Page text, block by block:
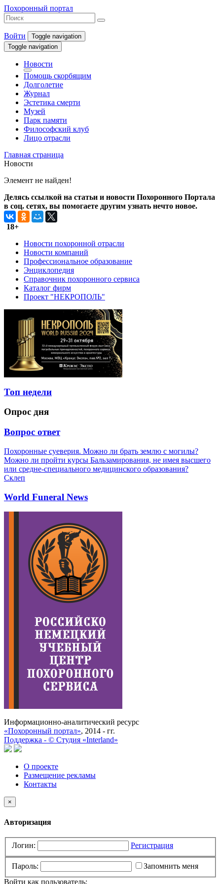
Похоронный портал
Войти
Toggle navigation
Toggle navigation
Новости
Помощь скорбящим
Долголетие
Журнал
Эстетика смерти
Музей
Парк памяти
Философский клуб
Лицо отрасли
Главная страница
Новости
Элемент не найден!
Делясь ссылкой на статьи и новости Похоронного Портала
в соц. сетях, вы помогаете другим узнать нечто новое.
18+
Новости похоронной отрасли
Новости компаний
Профессиональное образование
Энциклопедия
Справочник похоронного сервиса
Каталог фирм
Проект "НЕКРОПОЛЬ"
Топ недели
Опрос дня
Вопрос ответ
Похоронные суеверия. Можно ли брать землю с могилы?
Можно ли пройти курсы Бальзамирования, не имея высшего
или средне-специального медицинского образования?
Склеп
World Funeral News
Информационно-аналитический ресурс
«Похоронный портал», 2014 - гг.
Поддержка - © Cтудия «Interland»
О проекте
Размещение рекламы
Контакты
×
Авторизация
Логин: Регистрация
Пароль:
Запомнить меня
Войти как пользователь: